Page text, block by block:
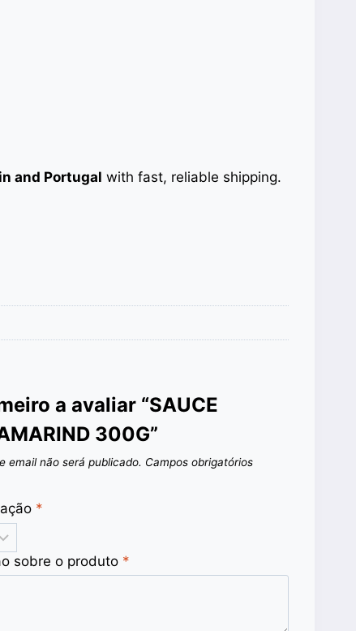
and Portugal with fast, reliable shipping.
a avaliar “SAUCE
300G”
email não será publicado. Campos obrigatórios
*
sobre o produto *